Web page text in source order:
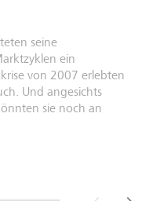
seine
ein
von 2007 erlebten
Und angesichts
sie noch an